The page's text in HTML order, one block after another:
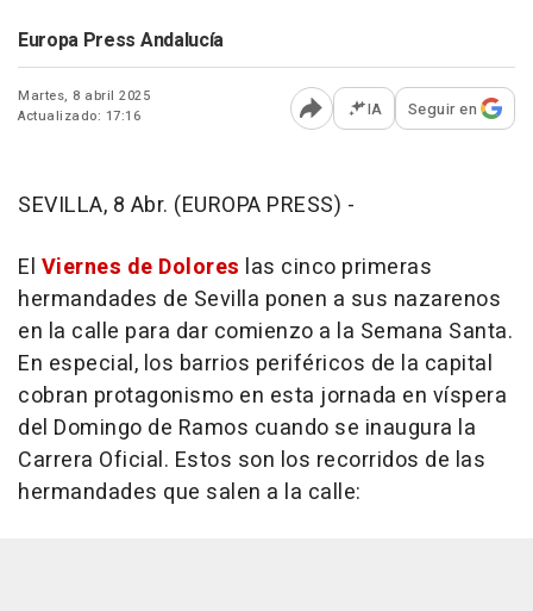
Europa Press Andalucía
Martes, 8 abril 2025
Actualizado: 17:16
Abrir opciones para
IA Seguir en
SEVILLA, 8 Abr. (EUROPA PRESS) -
El Viernes de Dolores las cinco primeras
hermandades de Sevilla ponen a sus nazarenos
en la calle para dar comienzo a la Semana Santa.
En especial, los barrios periféricos de la capital
cobran protagonismo en esta jornada en víspera
del Domingo de Ramos cuando se inaugura la
Carrera Oficial. Estos son los recorridos de las
hermandades que salen a la calle: